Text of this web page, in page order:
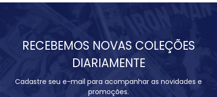
RECEBEMOS NOVAS COLEÇÕES
DIARIAMENTE
Cadastre seu e-mail para acompanhar as novidades e
promoções.